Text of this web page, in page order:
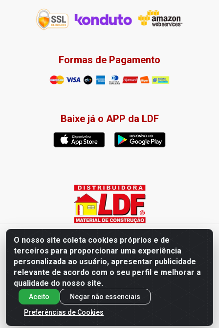
O nosso site coleta cookies próprios e de
terceiros para proporcionar uma experiência
personalizada ao usuário, apresentar publicidade
relevante de acordo com o seu perfil e melhorar a
qualidade do nosso site.
Aceito
Negar não essenciais
Preferências de Cookies
Formas de Pagamento
Baixe já o APP da LDF
Distribuidora LDF - Av. Presidente Tancredo Neves, 203 – Bairro
dos Ipês, João Pessoa / PB - CEP 58028-840 - CNPJ
02.019.761/0003-82